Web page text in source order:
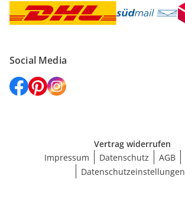
Social Media
Vertrag widerrufen
Impressum
Datenschutz AGB
Datenschutzeinstellungen